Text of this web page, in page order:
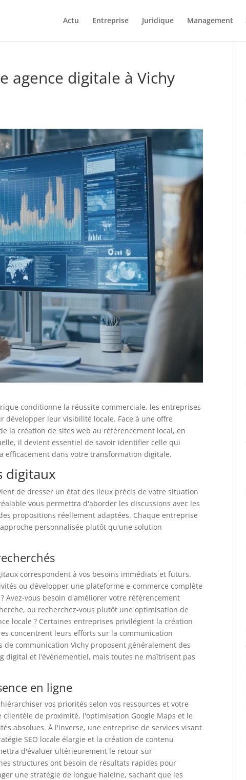
Actu Entreprise Juridique Management
agence digitale à Vichy
conditionne la réussite commerciale, les entreprises
leur visibilité locale. Face à une offre
la création de sites web au référencement local, en
il devient essentiel de savoir identifier celle qui
efficacement dans votre transformation digitale.
digitaux
de dresser un état des lieux précis de votre situation
vous permettra d'aborder les discussions avec les
propositions réellement adaptées. Chaque entreprise
personnalisée plutôt qu'une solution
correspondent à vos besoins immédiats et futurs.
ou développer une plateforme e-commerce complète
Avez-vous besoin d'améliorer votre référencement
ou recherchez-vous plutôt une optimisation de
locale ? Certaines entreprises privilégient la création
concentrent leurs efforts sur la communication
communication Vichy proposent généralement des
digital et l'événementiel, mais toutes ne maîtrisent pas
en ligne
vos priorités selon vos ressources et votre
de proximité, l'optimisation Google Maps et le
absolues. À l'inverse, une entreprise de services visant
SEO locale élargie et la création de contenu
d'évaluer ultérieurement le retour sur
structures ont besoin de résultats rapides pour
une stratégie de longue haleine, sachant que les